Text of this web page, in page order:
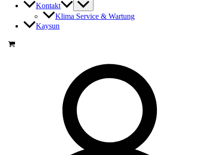
Kontakt
Klima Service & Wartung
Kaysun